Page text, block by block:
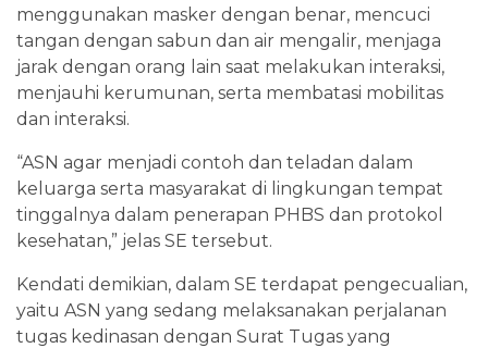
menggunakan masker dengan benar, mencuci
tangan dengan sabun dan air mengalir, menjaga
jarak dengan orang lain saat melakukan interaksi,
menjauhi kerumunan, serta membatasi mobilitas
dan interaksi.
“ASN agar menjadi contoh dan teladan dalam
keluarga serta masyarakat di lingkungan tempat
tinggalnya dalam penerapan PHBS dan protokol
kesehatan,” jelas SE tersebut.
Kendati demikian, dalam SE terdapat pengecualian,
yaitu ASN yang sedang melaksanakan perjalanan
tugas kedinasan dengan Surat Tugas yang